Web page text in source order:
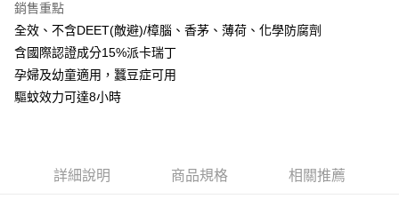
悠遊付
Google Pay
AFTEE先享後付
相關說明
１．簡單：不需註冊會員、不需綁卡、不需儲值。
２．便利：只要手機號碼，簡訊認證，即可結帳。
運送方式
銷售重點
全效、不含DEET(敵避)/樟腦、香茅、薄荷、化學防腐劑
含國際認證成分15%派卡瑞丁
孕婦及幼童適用，蠶豆症可用
驅蚊效力可達8小時
詳細說明 商品規格 相關推薦